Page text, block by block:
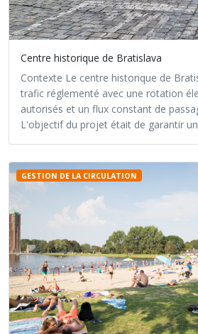
Centre historique de Bratislava
Contexte Le centre historique de
trafic réglementé avec une rotation
autorisés et un flux constant de
L'objectif du projet était de garantir un
GESTION DE LA CIRCULATION